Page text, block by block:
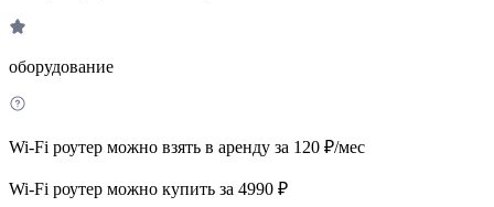
оборудование
Wi-Fi роутер можно взять в аренду за 120 ₽/мес
Wi-Fi роутер можно купить за 4990 ₽